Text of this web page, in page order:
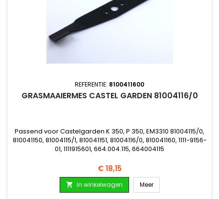
REFERENTIE: 8100411600
GRASMAAIERMES CASTEL GARDEN 81004116/0
Passend voor Castelgarden K 350, P 350, EM3310 81004115/0,
810041150, 81004115/1, 810041151, 81004116/0, 810041160, 1111-9156-
01, 1111915601, 664.004.115, 664004115
Prijs
€ 18,15
 In winkelwagen Meer